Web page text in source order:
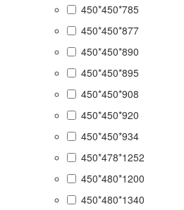
450*450*785
450*450*877
450*450*890
450*450*895
450*450*908
450*450*920
450*450*934
450*478*1252
450*480*1200
450*480*1340